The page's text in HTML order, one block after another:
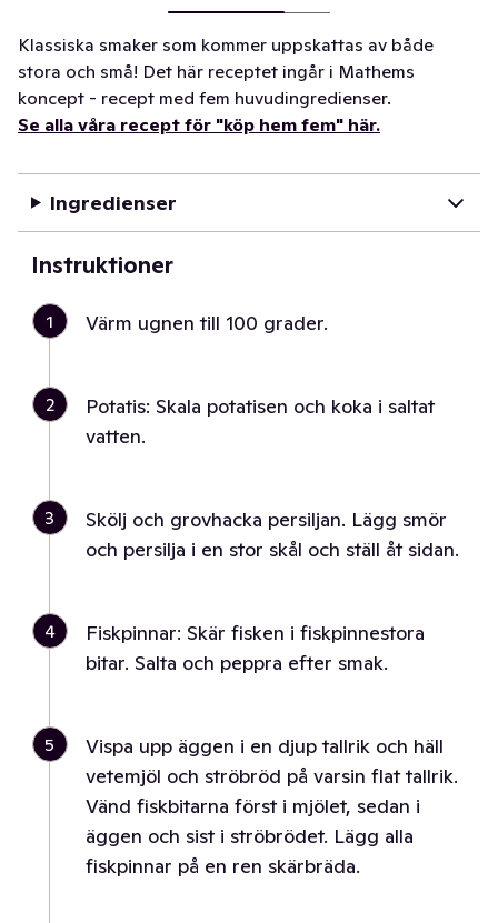
Klassiska smaker som kommer uppskattas av både
stora och små! Det här receptet ingår i Mathems
koncept - recept med fem huvudingredienser.
Se alla våra recept för "köp hem fem" här.
Ingredienser
Instruktioner
1 Värm ugnen till 100 grader.
2
Potatis: Skala potatisen och koka i saltat
vatten.
3
Skölj och grovhacka persiljan. Lägg smör
och persilja i en stor skål och ställ åt sidan.
4
Fiskpinnar: Skär fisken i fiskpinnestora
bitar. Salta och peppra efter smak.
5
Vispa upp äggen i en djup tallrik och häll
vetemjöl och ströbröd på varsin flat tallrik.
Vänd fiskbitarna först i mjölet, sedan i
äggen och sist i ströbrödet. Lägg alla
fiskpinnar på en ren skärbräda.